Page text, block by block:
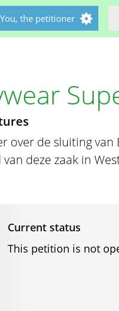
You, the petitioner
over de sluiting van
deze zaak in
Current status
This petition is not